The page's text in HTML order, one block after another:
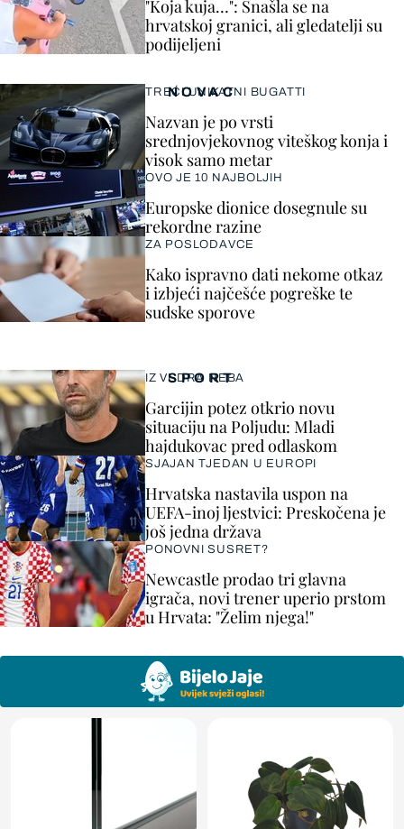
"Koja kuja…": Snašla se na
hrvatskoj granici, ali gledatelji su
podijeljeni
SPORT
IZ VEDRA NEBA
Garcijin potez otkrio novu
situaciju na Poljudu: Mladi
hajdukovac pred odlaskom
SJAJAN TJEDAN U EUROPI
Hrvatska nastavila uspon na
UEFA-inoj ljestvici: Preskočena je
još jedna država
PONOVNI SUSRET?
Newcastle prodao tri glavna
igrača, novi trener uperio prstom
u Hrvata: "Želim njega!"
NOVAC
TREĆI UNIKATNI BUGATTI
Nazvan je po vrsti
srednjovjekovnog viteškog konja i
visok samo metar
OVO JE 10 NAJBOLJIH
Europske dionice dosegnule su
rekordne razine
ZA POSLODAVCE
Kako ispravno dati nekome otkaz
i izbjeći najčešće pogreške te
sudske sporove